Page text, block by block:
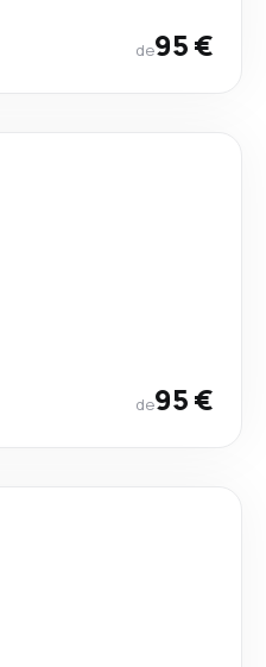
de95 €
de95 €